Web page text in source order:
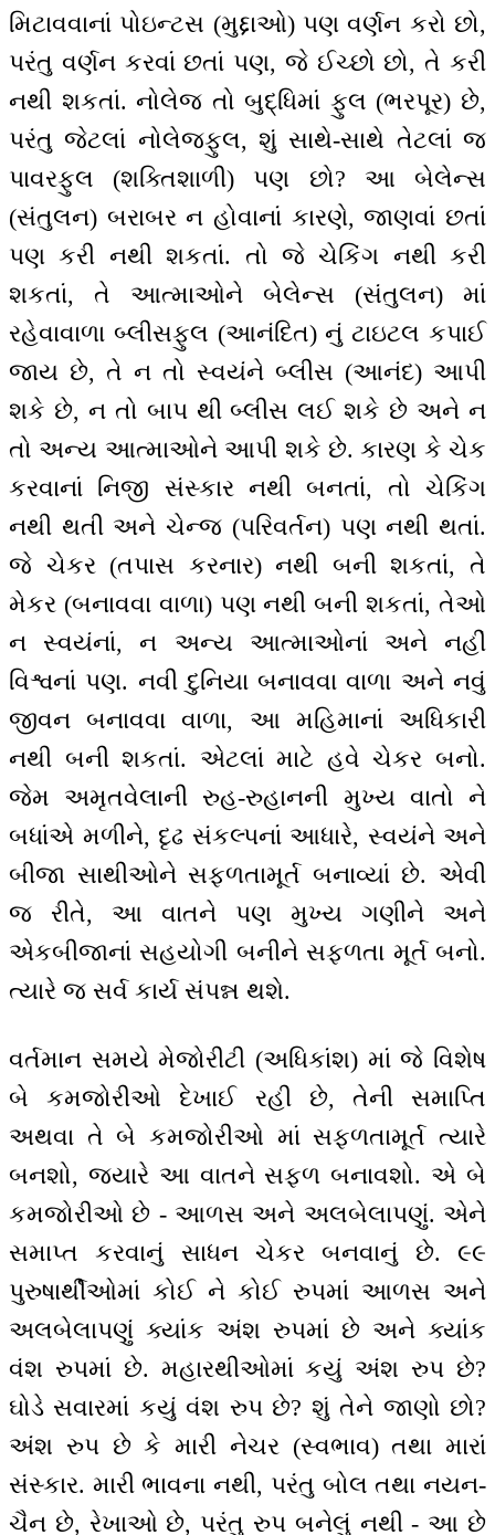
મિટાવવાનાં પોઇન્ટસ (મુદ્દાઓ) પણ વર્ણન કરો છો,
પરંતુ વર્ણન કરવાં છતાં પણ, જે ઈચ્છો છો, તે કરી
નથી શકતાં. નોલેજ તો બુદ્ધિમાં ફુલ (ભરપૂર) છે,
પરંતુ જેટલાં નોલેજફુલ, શું સાથે-સાથે તેટલાં જ
પાવરફુલ (શક્તિશાળી) પણ છો? આ બેલેન્સ
(સંતુલન) બરાબર ન હોવાનાં કારણે, જાણવાં છતાં
પણ કરી નથી શકતાં. તો જે ચેકિંગ નથી કરી
શકતાં, તે આત્માઓને બેલેન્સ (સંતુલન) માં
રહેવાવાળા બ્લીસફુલ (આનંદિત) નું ટાઇટલ કપાઈ
જાય છે, તે ન તો સ્વયંને બ્લીસ (આનંદ) આપી
શકે છે, ન તો બાપ થી બ્લીસ લઈ શકે છે અને ન
તો અન્ય આત્માઓને આપી શકે છે. કારણ કે ચેક
કરવાનાં નિજી સંસ્કાર નથી બનતાં, તો ચેકિંગ
નથી થતી અને ચેન્જ (પરિવર્તન) પણ નથી થતાં.
જે ચેકર (તપાસ કરનાર) નથી બની શકતાં, તે
મેકર (બનાવવા વાળા) પણ નથી બની શકતાં, તેઓ
ન સ્વયંનાં, ન અન્ય આત્માઓનાં અને નહીં
વિશ્વનાં પણ. નવી દુનિયા બનાવવા વાળા અને નવું
જીવન બનાવવા વાળા, આ મહિમાનાં અધિકારી
નથી બની શકતાં. એટલાં માટે હવે ચેકર બનો.
જેમ અમૃતવેલાની રુહ-રુહાનની મુખ્ય વાતો ને
બધાંએ મળીને, દૃઢ સંકલ્પનાં આધારે, સ્વયંને અને
બીજા સાથીઓને સફળતા‍‌મૂર્ત બનાવ્યાં છે. એવી
જ રીતે, આ વાતને પણ મુખ્ય ગણીને અને
એકબીજાનાં સહયોગી બનીને સફળતા મૂર્ત બનો.
ત્યારે જ સર્વ કાર્ય સંપન્ન થશે.
વર્તમાન સમયે મેજોરીટી (અધિકાંશ) માં જે વિશેષ
બે કમજોરીઓ દેખાઈ રહી છે, તેની સમાપ્તિ
અથવા તે બે કમજોરીઓ માં સફળતામૂર્ત ત્યારે
બનશો, જ્યારે આ વાતને સફળ બનાવશો. એ બે
કમજોરીઓ છે - આળસ અને અલબેલાપણું. એને
સમાપ્ત કરવાનું સાધન ચેકર બનવાનું છે. ૯૯
પુરુષાર્થીઓ‍માં કોઈ ને કોઈ રુપમાં આળસ અને
અલબેલાપણું ક્યાંક અંશ રુપમાં છે અને ક્યાંક
વંશ રુપમાં છે. મહારથીઓમાં કયું અંશ રુપ છે?
ઘોડે સવારમાં કયું વંશ રુપ છે? શું તેને જાણો છો?
અંશ રુપ છે કે મારી નેચર (સ્વભાવ) તથા મારાં
સંસ્કાર. મારી ભાવના નથી, પરંતુ બોલ તથા નયન-
ચૈન છે, રેખાઓ છે, પરંતુ રુપ બનેલું નથી - આ છે